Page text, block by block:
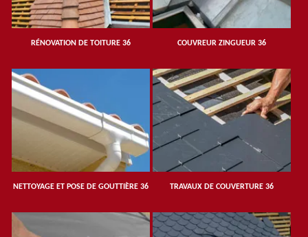
RÉNOVATION DE TOITURE 36 COUVREUR ZINGUEUR 36
NETTOYAGE ET POSE DE GOUTTIÈRE 36 TRAVAUX DE COUVERTURE 36